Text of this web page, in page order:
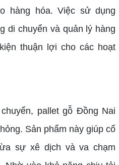
hàng hóa. Việc sử dụng
di chuyển và quản lý hàng
thuận lợi cho các hoạt
pallet gỗ Đồng Nai
Sản phẩm này giúp cố
sự xê dịch và va chạm